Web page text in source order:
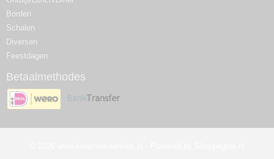
Borden
Schalen
Diversen
Feestdagen
Betaalmethodes